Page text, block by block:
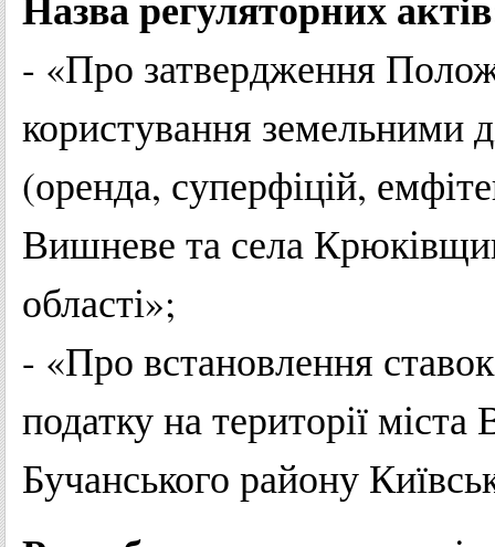
- «Про затвердження
користування земельними
(оренда, суперфіцій,
Вишневе та села
області»;
- «Про встановлення
податку на території
Бучанського району